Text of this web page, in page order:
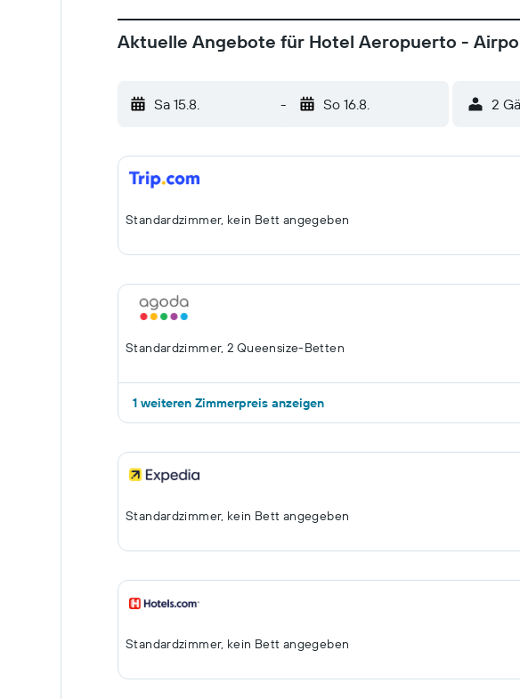
Aktuelle Angebote für Hotel Aeropuerto -
Sa 15.8. - So 16.8. 2
Standardzimmer, kein Bett angegeben
Standardzimmer, 2 Queensize-Betten
1 weiteren Zimmerpreis anzeigen
Standardzimmer, kein Bett angegeben
Standardzimmer, kein Bett angegeben